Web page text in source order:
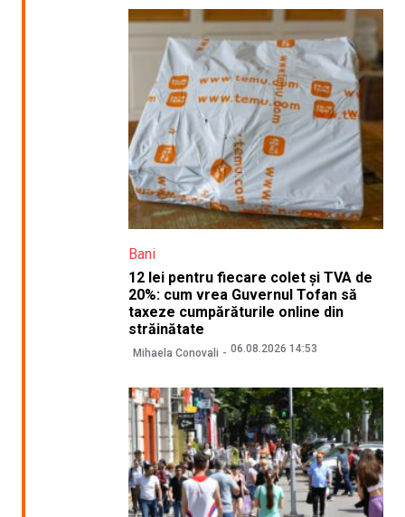
Bani
12 lei pentru fiecare colet și TVA de
20%: cum vrea Guvernul Tofan să
taxeze cumpărăturile online din
străinătate
Mihaela Conovali 06.08.2026 14:53